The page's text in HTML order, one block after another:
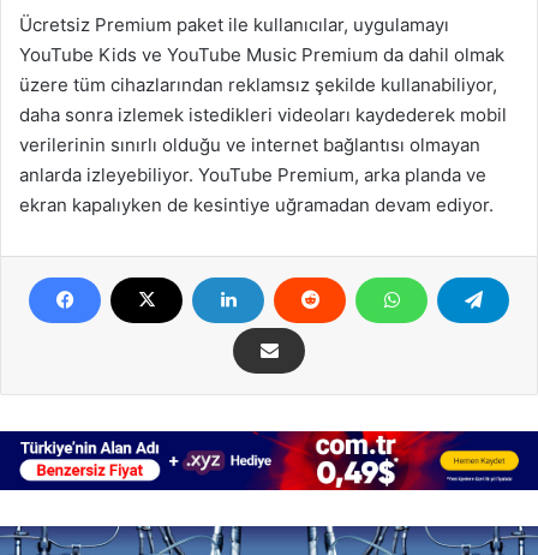
Ücretsiz Premium paket ile kullanıcılar, uygulamayı
YouTube Kids ve YouTube Music Premium da dahil olmak
üzere tüm cihazlarından reklamsız şekilde kullanabiliyor,
daha sonra izlemek istedikleri videoları kaydederek mobil
verilerinin sınırlı olduğu ve internet bağlantısı olmayan
anlarda izleyebiliyor. YouTube Premium, arka planda ve
ekran kapalıyken de kesintiye uğramadan devam ediyor.